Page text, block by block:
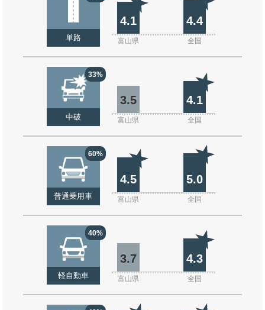
単路
4.1 4.4
富山県 全国
33%
中破
3.5 4.1
富山県 全国
60%
普通乗用車
4.5 5.0
富山県 全国
40%
軽自動車
3.7 4.3
富山県 全国